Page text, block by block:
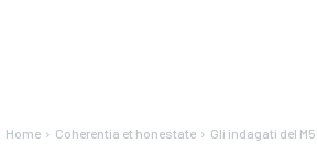
Home Coherentia et honestate Gli indagati del